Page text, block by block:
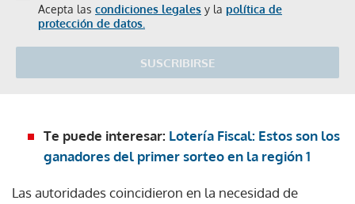
Acepta las condiciones legales y la política de
protección de datos.
SUSCRIBIRSE
Te puede interesar: Lotería Fiscal: Estos son los
ganadores del primer sorteo en la región 1
Las autoridades coincidieron en la necesidad de